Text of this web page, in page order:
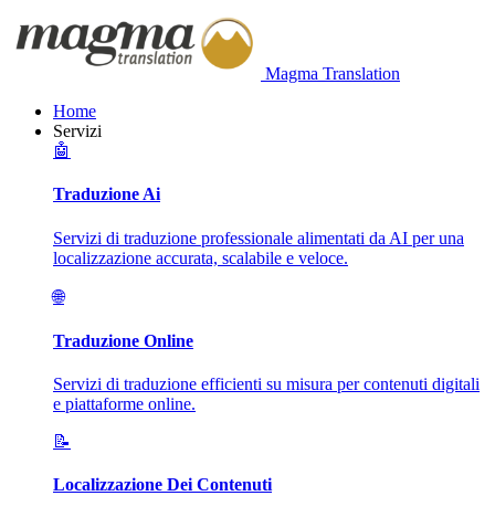
Magma Translation
Home
Servizi
🤖
Traduzione Ai
Servizi di traduzione professionale alimentati da AI per una
localizzazione accurata, scalabile e veloce.
🌐
Traduzione Online
Servizi di traduzione efficienti su misura per contenuti digitali
e piattaforme online.
📝
Localizzazione Dei Contenuti